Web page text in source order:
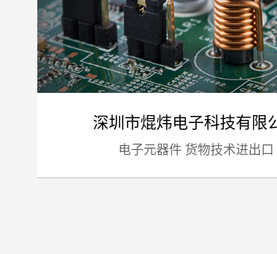
深圳市焜炜电子科技有限
电子元器件 货物技术进出口